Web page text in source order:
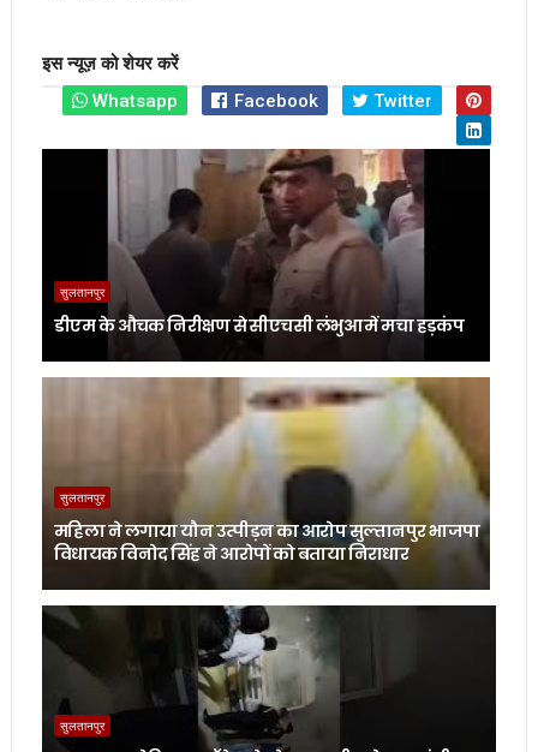
इस न्यूज़ को शेयर करें
Whatsapp
Facebook Twitter
सुलतानपुर
डीएम के औचक निरीक्षण से सीएचसी लंभुआ में मचा हड़कंप
सुलतानपुर
महिला ने लगाया यौन उत्पीड़न का आरोप सुल्तानपुर भाजपा
विधायक विनोद सिंह ने आरोपों को बताया निराधार
सुलतानपुर